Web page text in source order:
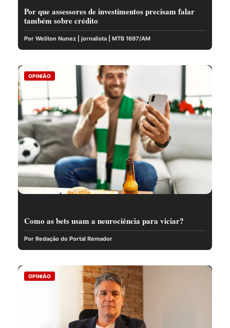
Por que assessores de investimentos precisam falar
também sobre crédito
Por Weliton Nunez | jornalista | MTB 1697/AM
OPINIÃO
Como as bets usam a neurociência para viciar?
Por Redação do Portal Remador
OPINIÃO